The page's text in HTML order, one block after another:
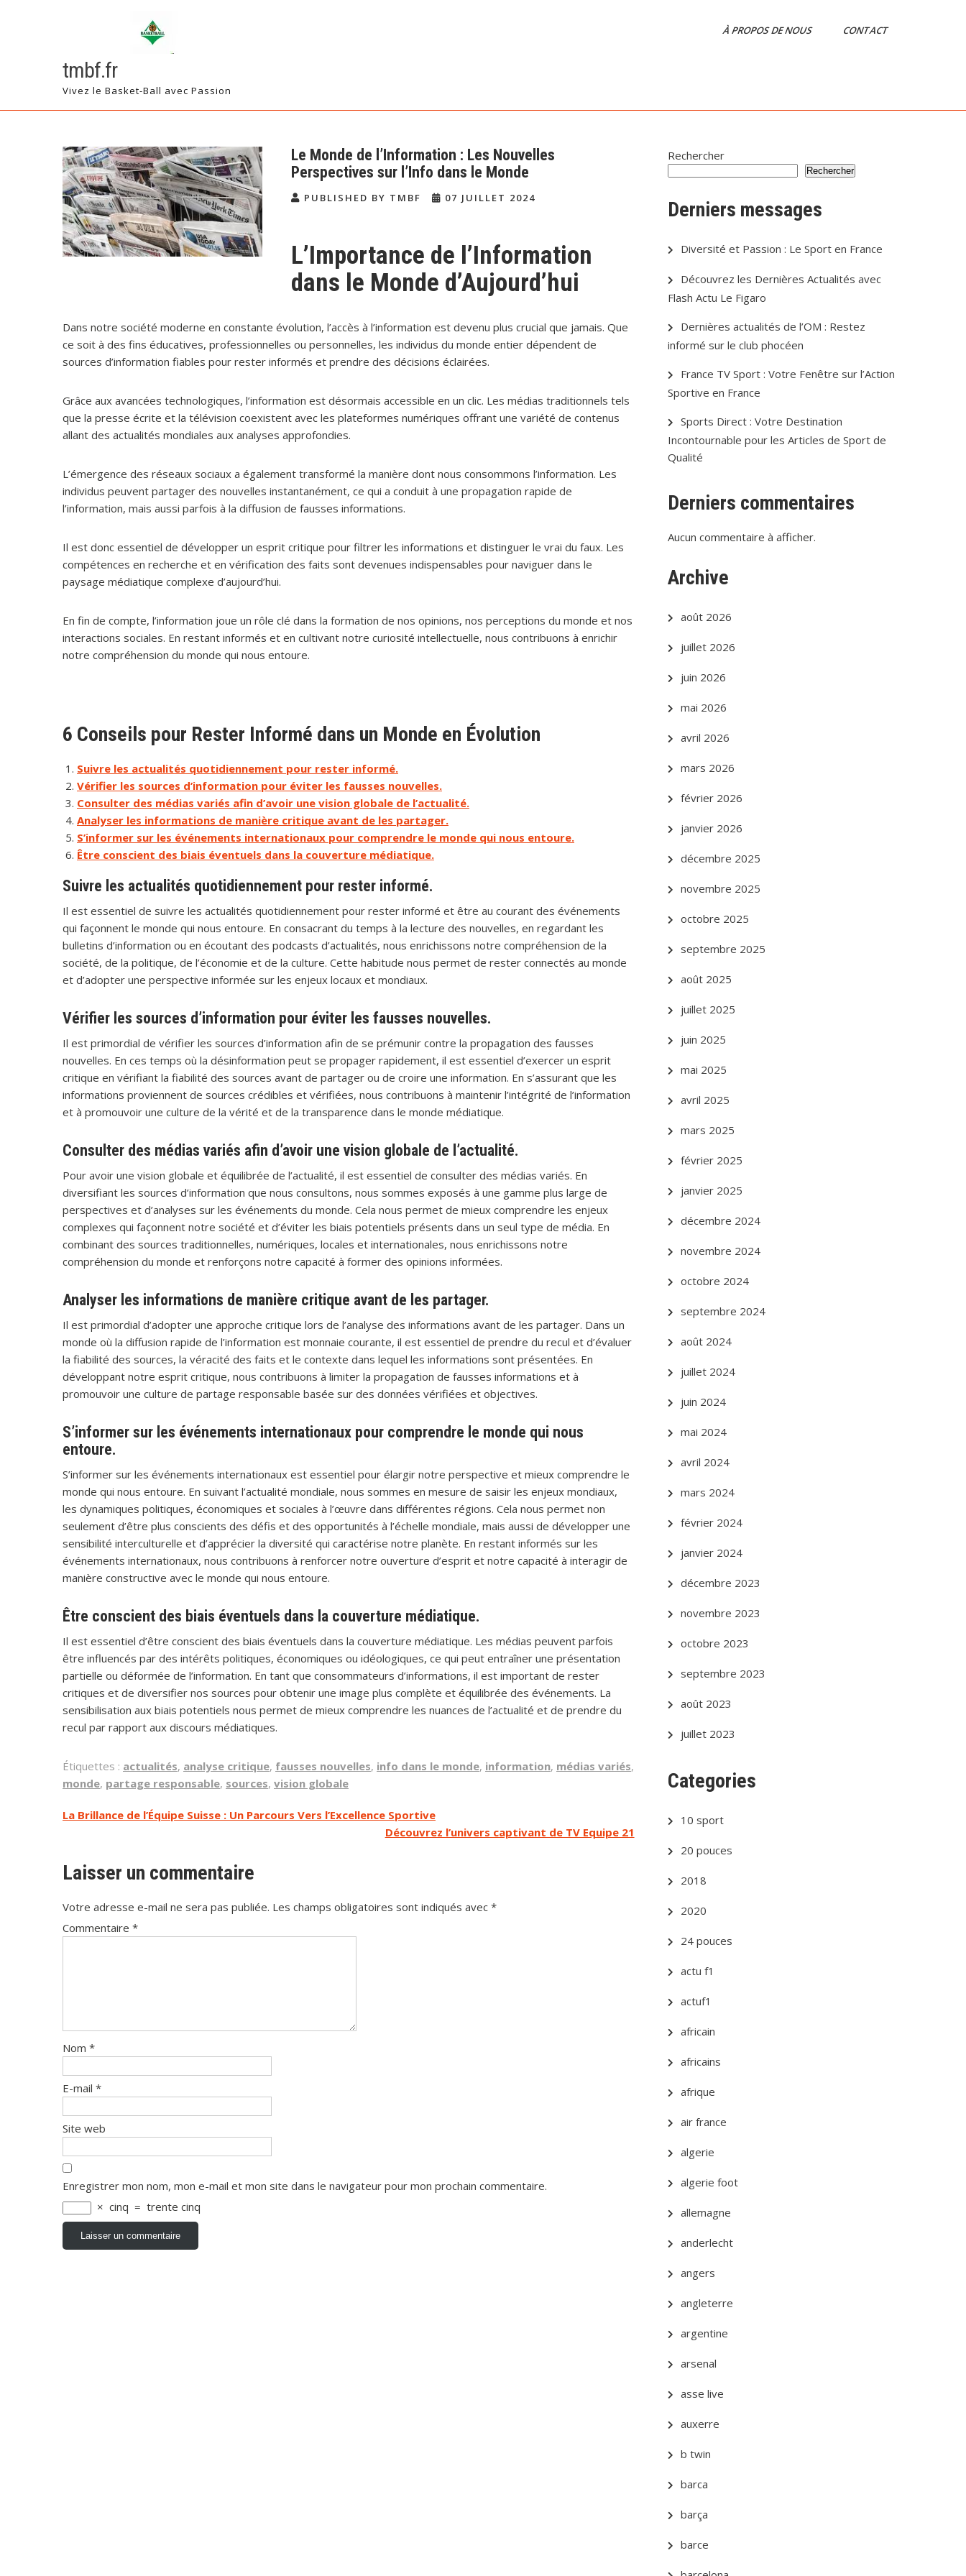
tmbf.fr
Vivez le Basket-Ball avec Passion
À PROPOS DE NOUS CONTACT
Le Monde de l’Information : Les Nouvelles
Perspectives sur l’Info dans le Monde
PUBLISHED BY TMBF 07 JUILLET 2024
L’Importance de l’Information
dans le Monde d’Aujourd’hui
Dans notre société moderne en constante évolution, l’accès à l’information est devenu plus crucial que jamais. Que
ce soit à des fins éducatives, professionnelles ou personnelles, les individus du monde entier dépendent de
sources d’information fiables pour rester informés et prendre des décisions éclairées.
Grâce aux avancées technologiques, l’information est désormais accessible en un clic. Les médias traditionnels tels
que la presse écrite et la télévision coexistent avec les plateformes numériques offrant une variété de contenus
allant des actualités mondiales aux analyses approfondies.
L’émergence des réseaux sociaux a également transformé la manière dont nous consommons l’information. Les
individus peuvent partager des nouvelles instantanément, ce qui a conduit à une propagation rapide de
l’information, mais aussi parfois à la diffusion de fausses informations.
Il est donc essentiel de développer un esprit critique pour filtrer les informations et distinguer le vrai du faux. Les
compétences en recherche et en vérification des faits sont devenues indispensables pour naviguer dans le
paysage médiatique complexe d’aujourd’hui.
En fin de compte, l’information joue un rôle clé dans la formation de nos opinions, nos perceptions du monde et nos
interactions sociales. En restant informés et en cultivant notre curiosité intellectuelle, nous contribuons à enrichir
notre compréhension du monde qui nous entoure.
6 Conseils pour Rester Informé dans un Monde en Évolution
Suivre les actualités quotidiennement pour rester informé.
Vérifier les sources d’information pour éviter les fausses nouvelles.
Consulter des médias variés afin d’avoir une vision globale de l’actualité.
Analyser les informations de manière critique avant de les partager.
S’informer sur les événements internationaux pour comprendre le monde qui nous entoure.
Être conscient des biais éventuels dans la couverture médiatique.
Suivre les actualités quotidiennement pour rester informé.
Il est essentiel de suivre les actualités quotidiennement pour rester informé et être au courant des événements
qui façonnent le monde qui nous entoure. En consacrant du temps à la lecture des nouvelles, en regardant les
bulletins d’information ou en écoutant des podcasts d’actualités, nous enrichissons notre compréhension de la
société, de la politique, de l’économie et de la culture. Cette habitude nous permet de rester connectés au monde
et d’adopter une perspective informée sur les enjeux locaux et mondiaux.
Vérifier les sources d’information pour éviter les fausses nouvelles.
Il est primordial de vérifier les sources d’information afin de se prémunir contre la propagation des fausses
nouvelles. En ces temps où la désinformation peut se propager rapidement, il est essentiel d’exercer un esprit
critique en vérifiant la fiabilité des sources avant de partager ou de croire une information. En s’assurant que les
informations proviennent de sources crédibles et vérifiées, nous contribuons à maintenir l’intégrité de l’information
et à promouvoir une culture de la vérité et de la transparence dans le monde médiatique.
Consulter des médias variés afin d’avoir une vision globale de l’actualité.
Pour avoir une vision globale et équilibrée de l’actualité, il est essentiel de consulter des médias variés. En
diversifiant les sources d’information que nous consultons, nous sommes exposés à une gamme plus large de
perspectives et d’analyses sur les événements du monde. Cela nous permet de mieux comprendre les enjeux
complexes qui façonnent notre société et d’éviter les biais potentiels présents dans un seul type de média. En
combinant des sources traditionnelles, numériques, locales et internationales, nous enrichissons notre
compréhension du monde et renforçons notre capacité à former des opinions informées.
Analyser les informations de manière critique avant de les partager.
Il est primordial d’adopter une approche critique lors de l’analyse des informations avant de les partager. Dans un
monde où la diffusion rapide de l’information est monnaie courante, il est essentiel de prendre du recul et d’évaluer
la fiabilité des sources, la véracité des faits et le contexte dans lequel les informations sont présentées. En
développant notre esprit critique, nous contribuons à limiter la propagation de fausses informations et à
promouvoir une culture de partage responsable basée sur des données vérifiées et objectives.
S’informer sur les événements internationaux pour comprendre le monde qui nous
entoure.
S’informer sur les événements internationaux est essentiel pour élargir notre perspective et mieux comprendre le
monde qui nous entoure. En suivant l’actualité mondiale, nous sommes en mesure de saisir les enjeux mondiaux,
les dynamiques politiques, économiques et sociales à l’œuvre dans différentes régions. Cela nous permet non
seulement d’être plus conscients des défis et des opportunités à l’échelle mondiale, mais aussi de développer une
sensibilité interculturelle et d’apprécier la diversité qui caractérise notre planète. En restant informés sur les
événements internationaux, nous contribuons à renforcer notre ouverture d’esprit et notre capacité à interagir de
manière constructive avec le monde qui nous entoure.
Être conscient des biais éventuels dans la couverture médiatique.
Il est essentiel d’être conscient des biais éventuels dans la couverture médiatique. Les médias peuvent parfois
être influencés par des intérêts politiques, économiques ou idéologiques, ce qui peut entraîner une présentation
partielle ou déformée de l’information. En tant que consommateurs d’informations, il est important de rester
critiques et de diversifier nos sources pour obtenir une image plus complète et équilibrée des événements. La
sensibilisation aux biais potentiels nous permet de mieux comprendre les nuances de l’actualité et de prendre du
recul par rapport aux discours médiatiques.
Étiquettes : actualités, analyse critique, fausses nouvelles, info dans le monde, information, médias variés,
monde, partage responsable, sources, vision globale
Navigation
l’article
La Brillance de l’Équipe Suisse : Un Parcours Vers l’Excellence Sportive
Découvrez l’univers captivant de TV Equipe 21
Laisser un commentaire
Votre adresse e-mail ne sera pas publiée. Les champs obligatoires sont indiqués avec *
Commentaire *
Nom *
E-mail *
Site web
Enregistrer mon nom, mon e-mail et mon site dans le navigateur pour mon prochain commentaire.
× cinq = trente cinq
Rechercher
Rechercher
Derniers messages
Diversité et Passion : Le Sport en France
Découvrez les Dernières Actualités avec
Flash Actu Le Figaro
Dernières actualités de l’OM : Restez
informé sur le club phocéen
France TV Sport : Votre Fenêtre sur l’Action
Sportive en France
Sports Direct : Votre Destination
Incontournable pour les Articles de Sport de
Qualité
Derniers commentaires
Aucun commentaire à afficher.
Archive
août 2026
juillet 2026
juin 2026
mai 2026
avril 2026
mars 2026
février 2026
janvier 2026
décembre 2025
novembre 2025
octobre 2025
septembre 2025
août 2025
juillet 2025
juin 2025
mai 2025
avril 2025
mars 2025
février 2025
janvier 2025
décembre 2024
novembre 2024
octobre 2024
septembre 2024
août 2024
juillet 2024
juin 2024
mai 2024
avril 2024
mars 2024
février 2024
janvier 2024
décembre 2023
novembre 2023
octobre 2023
septembre 2023
août 2023
juillet 2023
Categories
10 sport
20 pouces
2018
2020
24 pouces
actu f1
actuf1
africain
africains
afrique
air france
algerie
algerie foot
allemagne
anderlecht
angers
angleterre
argentine
arsenal
asse live
auxerre
b twin
barca
barça
barce